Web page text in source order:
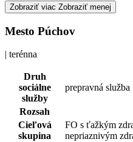
Zobraziť viac Zobraziť menej
Mesto Púchov
| terénna
Druh
sociálne
služby
prepravná služba
Rozsah
Cieľová
skupina
FO s ťažkým
nepriaznivým